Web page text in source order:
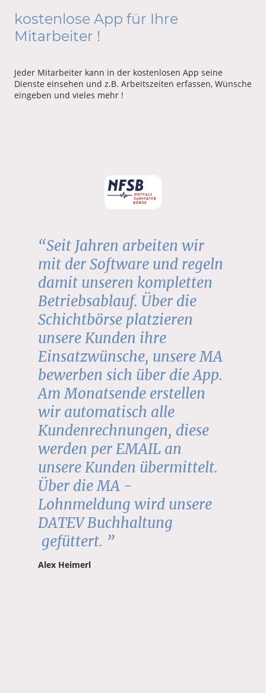
kostenlose App für Ihre
Mitarbeiter !
Jeder Mitarbeiter kann in der kostenlosen App seine
Dienste einsehen und z.B. Arbeitszeiten erfassen, Wünsche
eingeben und vieles mehr !
“Seit Jahren arbeiten wir
mit der Software und regeln
damit unseren kompletten
Betriebsablauf. Über die
Schichtbörse platzieren
unsere Kunden ihre
Einsatzwünsche, unsere MA
bewerben sich über die App.
Am Monatsende erstellen
wir automatisch alle
Kundenrechnungen, diese
werden per EMAIL an
unsere Kunden übermittelt.
Über die MA -
Lohnmeldung wird unsere
DATEV Buchhaltung
gefüttert. ”
Alex Heimerl